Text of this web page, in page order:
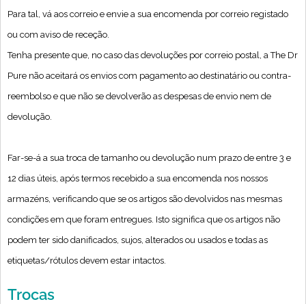
Para tal, vá aos correio e envie a sua encomenda por correio registado
ou com aviso de receção.
Tenha presente que, no caso das devoluções por correio postal, a The Dr
Pure não aceitará os envios com pagamento ao destinatário ou contra-
reembolso e que não se devolverão as despesas de envio nem de
devolução.
Far-se-á a sua troca de tamanho ou devolução num prazo de entre 3 e
12 dias úteis, após termos recebido a sua encomenda nos nossos
armazéns, verificando que se os artigos são devolvidos nas mesmas
condições em que foram entregues. Isto significa que os artigos não
podem ter sido danificados, sujos, alterados ou usados e todas as
etiquetas/rótulos devem estar intactos.
Trocas